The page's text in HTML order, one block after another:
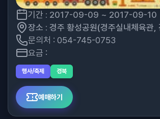
기간 : 2017-09-09 ~ 2017-09-10
장소 : 경주 황성공원(경주실내체육관,
문의처 : 054-745-0753
요금 :
행사/축제 경북
예매하기